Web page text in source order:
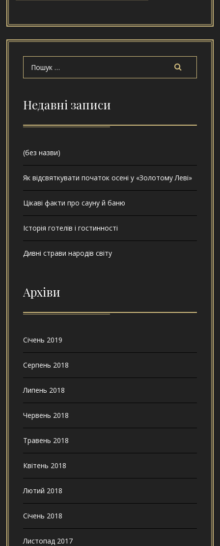
Недавні записи
(без назви)
Як відсвяткувати початок осені у «Золотому Леві»
Цікаві факти про сауну й баню
Історія готелів і гостинності
Дивні страви народів світу
Архіви
Січень 2019
Серпень 2018
Липень 2018
Червень 2018
Травень 2018
Квітень 2018
Лютий 2018
Січень 2018
Листопад 2017